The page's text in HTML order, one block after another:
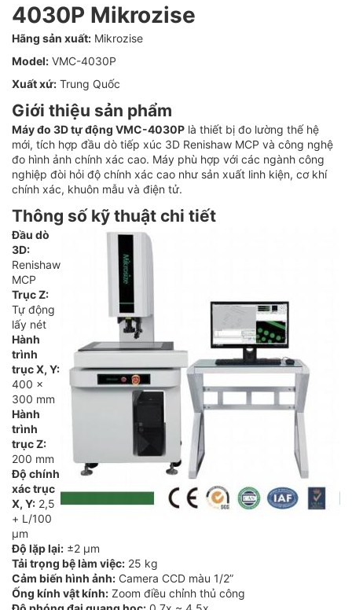
4030P Mikrozise
Hãng sản xuất: Mikrozise
Model: VMC-4030P
Xuất xứ: Trung Quốc
Giới thiệu sản phẩm
Máy đo 3D tự động VMC-4030P là thiết bị đo lường thế hệ
mới, tích hợp đầu dò tiếp xúc 3D Renishaw MCP và công nghệ
đo hình ảnh chính xác cao. Máy phù hợp với các ngành công
nghiệp đòi hỏi độ chính xác cao như sản xuất linh kiện, cơ khí
chính xác, khuôn mẫu và điện tử.
Thông số kỹ thuật chi tiết
Đầu dò
3D:
Renishaw
MCP
Trục Z:
Tự động
lấy nét
Hành
trình
trục X, Y:
400 x
300 mm
Hành
trình
trục Z:
200 mm
Độ chính
xác trục
X, Y: 2,5
+ L/100
µm
Độ lặp lại: ±2 µm
Tải trọng bệ làm việc: 25 kg
Cảm biến hình ảnh: Camera CCD màu 1/2”
Ống kính vật kính: Zoom điều chỉnh thủ công